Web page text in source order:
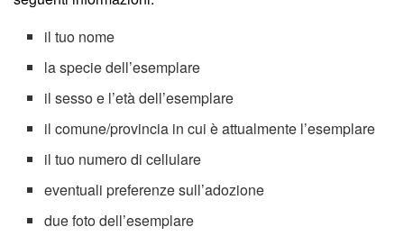
il tuo nome
la specie dell’esemplare
il sesso e l’età dell’esemplare
il comune/provincia in cui è attualmente l’esemplare
il tuo numero di cellulare
eventuali preferenze sull’adozione
due foto dell’esemplare